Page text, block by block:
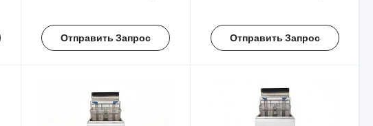
Отправить Запрос Отправить Запрос